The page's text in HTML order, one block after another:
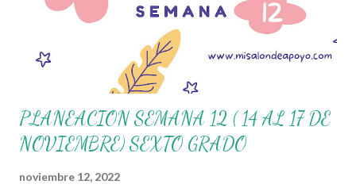
actividades que ya se encuentren previamente organizadas.
Estas planeaciones estan diseñadas para trabajar en la primera
semana del presente ciclo escolar las cuales en base a sus
PLANEACION SEMANA 12 ( 14 AL 17 DE
NOVIEMBRE) SEXTO GRADO
noviembre 12, 2022